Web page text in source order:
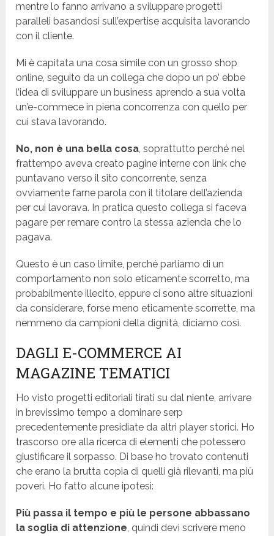
mentre lo fanno arrivano a sviluppare progetti
paralleli basandosi sull’expertise acquisita lavorando
con il cliente.
Mi è capitata una cosa simile con un grosso shop
online, seguito da un collega che dopo un po’ ebbe
l’idea di sviluppare un business aprendo a sua volta
un’e-commece in piena concorrenza con quello per
cui stava lavorando.
No, non è una bella cosa, soprattutto perché nel
frattempo aveva creato pagine interne con link che
puntavano verso il sito concorrente, senza
ovviamente farne parola con il titolare dell’azienda
per cui lavorava. In pratica questo collega si faceva
pagare per remare contro la stessa azienda che lo
pagava.
Questo è un caso limite, perché parliamo di un
comportamento non solo eticamente scorretto, ma
probabilmente illecito, eppure ci sono altre situazioni
da considerare, forse meno eticamente scorrette, ma
nemmeno da campioni della dignità, diciamo così.
DAGLI E-COMMERCE AI
MAGAZINE TEMATICI
Ho visto progetti editoriali tirati su dal niente, arrivare
in brevissimo tempo a dominare serp
precedentemente presidiate da altri player storici. Ho
trascorso ore alla ricerca di elementi che potessero
giustificare il sorpasso. Di base ho trovato contenuti
che erano la brutta copia di quelli già rilevanti, ma più
poveri. Ho fatto alcune ipotesi:
Più passa il tempo e più le persone abbassano
la soglia di attenzione, quindi devi scrivere meno